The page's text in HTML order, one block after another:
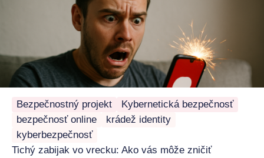
Bezpečnostný projekt
Kybernetická bezpečnosť
bezpečnosť online
krádež identity
kyberbezpečnosť
Tichý zabijak vo vrecku: Ako vás môže zničiť